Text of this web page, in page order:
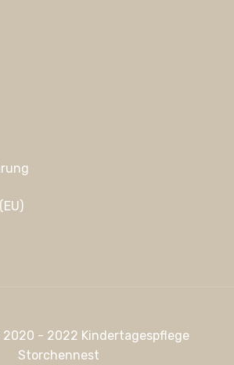
- 2022 Kindertagespflege
Storchennest